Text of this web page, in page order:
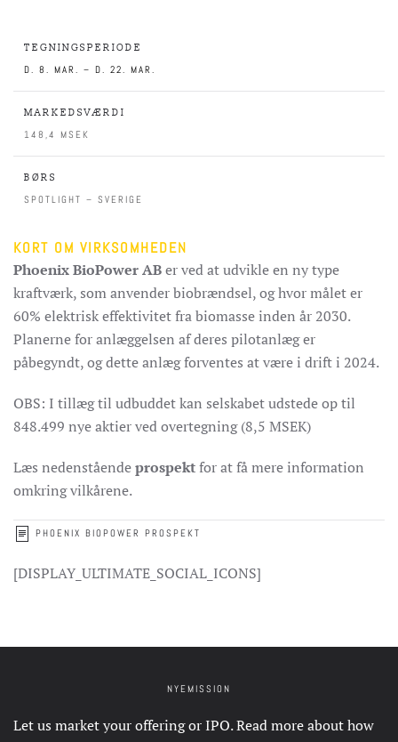
TEGNINGSPERIODE
D. 8. MAR. – D. 22. MAR.
MARKEDSVÆRDI
148,4 MSEK
BØRS
SPOTLIGHT – SVERIGE
KORT OM VIRKSOMHEDEN
Phoenix BioPower ABer ved at udvikle en ny type
kraftværk, som anvender biobrændsel, og hvor målet er
60% elektrisk effektivitet fra biomasse inden år 2030.
Planerne for anlæggelsen af deres pilotanlæg er
påbegyndt, og dette anlæg forventes at være i drift i 2024.
OBS: I tillæg til udbuddet kan selskabet udstede op til
848.499 nye aktier ved overtegning (8,5 MSEK)
Læs nedenståendeprospektfor at få mere information
omkring vilkårene.
PHOENIX BIOPOWER PROSPEKT
[DISPLAY_ULTIMATE_SOCIAL_ICONS]
NYEMISSION
Let us market your offering or IPO. Read more about how